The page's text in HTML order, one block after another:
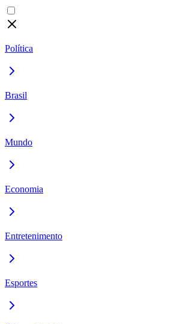
Política
Brasil
Mundo
Economia
Entretenimento
Esportes